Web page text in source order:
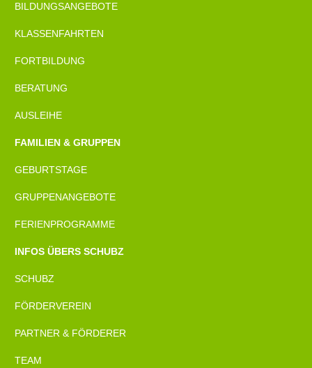
BILDUNGSANGEBOTE
KLASSENFAHRTEN
FORTBILDUNG
BERATUNG
AUSLEIHE
FAMILIEN & GRUPPEN
GEBURTSTAGE
GRUPPENANGEBOTE
FERIENPROGRAMME
INFOS ÜBERS SCHUBZ
SCHUBZ
FÖRDERVEREIN
PARTNER & FÖRDERER
TEAM